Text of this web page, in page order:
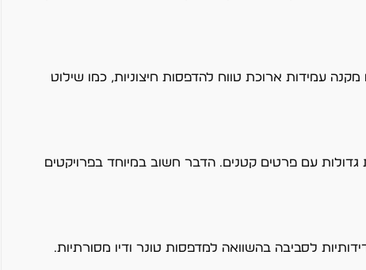
עמידות ארוכת טווח להדפסות חיצוניות, כמו שילוט
עם פרטים קטנים. הדבר חשוב במיוחד בפרויקטים
לסביבה בהשוואה למדפסות טונר ודיו מסורתיות.